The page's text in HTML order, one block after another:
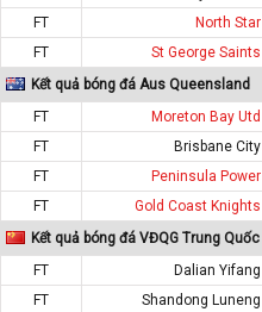
FT
North Star
FT
St George Saints
Kết quả bóng đá Aus Queensland
FT
Moreton Bay Utd
FT
Brisbane City
FT
Peninsula Power
FT
Gold Coast Knights
Kết quả bóng đá VĐQG Trung Quốc
FT
Dalian Yifang
FT
Shandong Luneng